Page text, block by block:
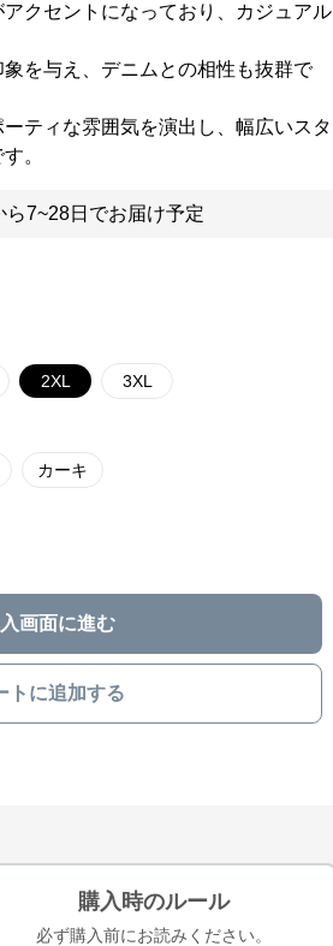
クセントになっており、カジュアル
を与え、デニムとの相性も抜群で
ティな雰囲気を演出し、幅広いスタ
。
ら7~28日でお届け予定
2XL 3XL
カーキ
画面に進む
トに追加する
購入時のルール
必ず購入前にお読みください。